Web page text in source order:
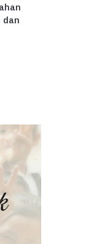
dan